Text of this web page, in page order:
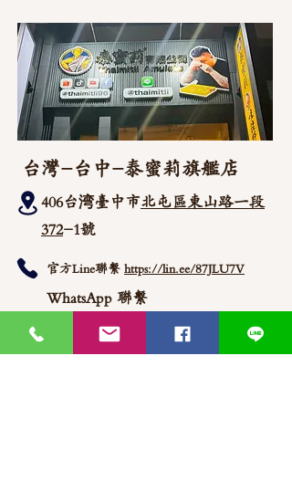
台灣-台中-泰蜜莉旗艦店
406台湾臺中市北屯區東山路一段
372-1號
官方Line聯繫 https://lin.ee/87JLU7V
WhatsApp 聯繫
+886900383383
Nick
+886903517999 Wen